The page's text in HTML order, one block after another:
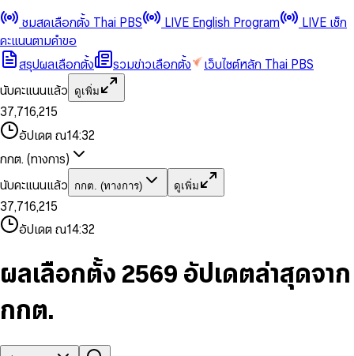
ชมสดเลือกตั้ง Thai PBS LIVE English Program
LIVE เช็ก
คะแนนตามคำขอ
สรุปผลเลือกตั้ง
รวมข่าวเลือกตั้ง
เว็บไซต์หลัก Thai PBS
นับคะแนนแล้ว
ดูเพิ่ม
0
1
2
3
4
5
6
8
9
0
1
2
3
4
5
6
7
8
9
,
0
1
2
4
6
7
8
9
0
1
2
3
4
5
6
7
8
9
0
1
3
5
6
7
8
9
,
1
2
4
5
7
8
9
0
1
3
4
6
7
8
9
0
2
3
4
5
7
8
อัปเดต ณ14:32
กกต. (ทางการ)
นับคะแนนแล้ว
กกต. (ทางการ) ดูเพิ่ม
0
1
2
3
4
5
7
8
0
1
2
4
5
6
7
8
9
,
0
1
2
4
6
7
8
9
0
1
2
3
5
6
8
9
0
1
3
5
6
7
8
,
1
2
4
6
7
9
0
1
3
5
6
8
9
0
2
3
4
5
7
9
อัปเดต ณ14:32
ผลเลือกตั้ง 2569 อัปเดตล่าสุดจาก
กกต.